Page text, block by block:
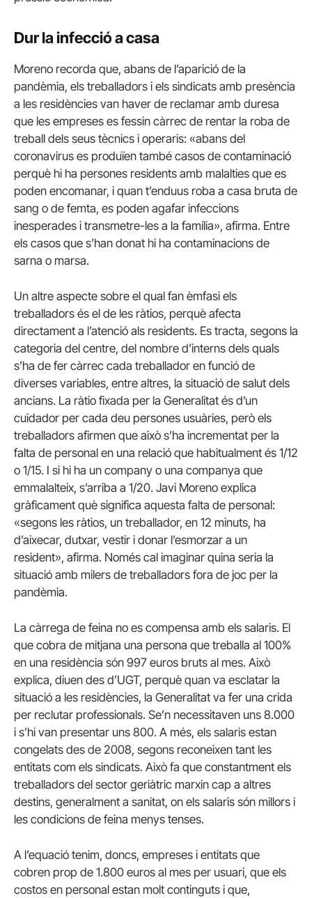
Dur la infecció a casa
Moreno recorda que, abans de l’aparició de la
pandèmia, els treballadors i els sindicats amb presència
a les residències van haver de reclamar amb duresa
que les empreses es fessin càrrec de rentar la roba de
treball dels seus tècnics i operaris: «abans del
coronavirus es produïen també casos de contaminació
perquè hi ha persones residents amb malalties que es
poden encomanar, i quan t’enduus roba a casa bruta de
sang o de femta, es poden agafar infeccions
inesperades i transmetre-les a la família», afirma. Entre
els casos que s’han donat hi ha contaminacions de
sarna o marsa.
Un altre aspecte sobre el qual fan èmfasi els
treballadors és el de les ràtios, perquè afecta
directament a l’atenció als residents. Es tracta, segons la
categoria del centre, del nombre d’interns dels quals
s’ha de fer càrrec cada treballador en funció de
diverses variables, entre altres, la situació de salut dels
ancians. La ràtio fixada per la Generalitat és d’un
cuidador per cada deu persones usuàries, però els
treballadors afirmen que això s’ha incrementat per la
falta de personal en una relació que habitualment és 1/12
o 1/15. I si hi ha un company o una companya que
emmalalteix, s’arriba a 1/20. Javi Moreno explica
gràficament què significa aquesta falta de personal:
«segons les ràtios, un treballador, en 12 minuts, ha
d’aixecar, dutxar, vestir i donar l’esmorzar a un
resident», afirma. Només cal imaginar quina seria la
situació amb milers de treballadors fora de joc per la
pandèmia.
La càrrega de feina no es compensa amb els salaris. El
que cobra de mitjana una persona que treballa al 100%
en una residència són 997 euros bruts al mes. Això
explica, diuen des d’UGT, perquè quan va esclatar la
situació a les residències, la Generalitat va fer una crida
per reclutar professionals. Se’n necessitaven uns 8.000
i s’hi van presentar uns 800. A més, els salaris estan
congelats des de 2008, segons reconeixen tant les
entitats com els sindicats. Això fa que constantment els
treballadors del sector geriàtric marxin cap a altres
destins, generalment a sanitat, on els salaris són millors i
les condicions de feina menys tenses.
A l’equació tenim, doncs, empreses i entitats que
cobren prop de 1.800 euros al mes per usuari, que els
costos en personal estan molt continguts i que,